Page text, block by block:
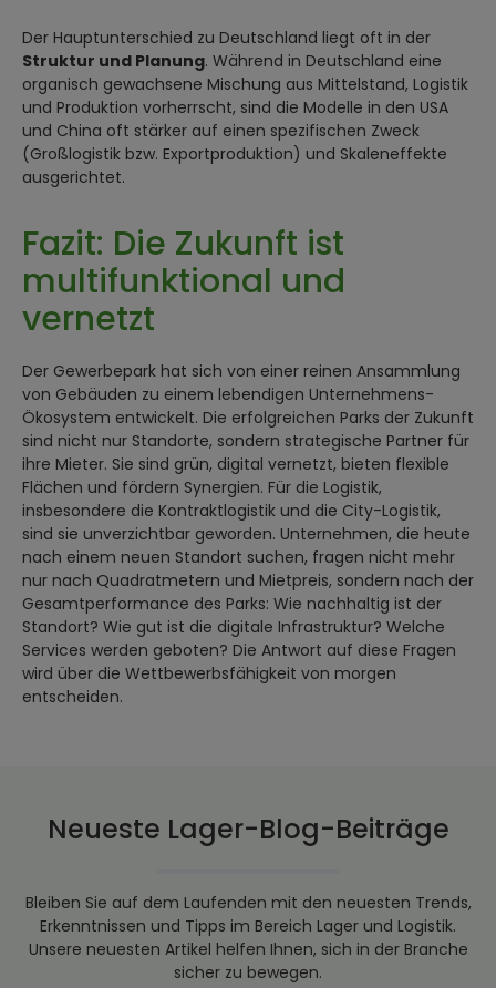
Der Hauptunterschied zu Deutschland liegt oft in der
Struktur und Planung. Während in Deutschland eine
organisch gewachsene Mischung aus Mittelstand, Logistik
und Produktion vorherrscht, sind die Modelle in den USA
und China oft stärker auf einen spezifischen Zweck
(Großlogistik bzw. Exportproduktion) und Skaleneffekte
ausgerichtet.
Fazit: Die Zukunft ist
multifunktional und
vernetzt
Der Gewerbepark hat sich von einer reinen Ansammlung
von Gebäuden zu einem lebendigen Unternehmens-
Ökosystem entwickelt. Die erfolgreichen Parks der Zukunft
sind nicht nur Standorte, sondern strategische Partner für
ihre Mieter. Sie sind grün, digital vernetzt, bieten flexible
Flächen und fördern Synergien. Für die Logistik,
insbesondere die Kontraktlogistik und die City-Logistik,
sind sie unverzichtbar geworden. Unternehmen, die heute
nach einem neuen Standort suchen, fragen nicht mehr
nur nach Quadratmetern und Mietpreis, sondern nach der
Gesamtperformance des Parks: Wie nachhaltig ist der
Standort? Wie gut ist die digitale Infrastruktur? Welche
Services werden geboten? Die Antwort auf diese Fragen
wird über die Wettbewerbsfähigkeit von morgen
entscheiden.
Neueste Lager-Blog-Beiträge
Bleiben Sie auf dem Laufenden mit den neuesten Trends,
Erkenntnissen und Tipps im Bereich Lager und Logistik.
Unsere neuesten Artikel helfen Ihnen, sich in der Branche
sicher zu bewegen.